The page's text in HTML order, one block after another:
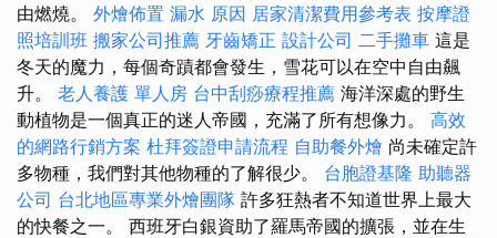
由燃燒。 外燴佈置 漏水 原因 居家清潔費用參考表 按摩證
照培訓班 搬家公司推薦 牙齒矯正 設計公司 二手攤車 這是
冬天的魔力，每個奇蹟都會發生，雪花可以在空中自由飆
升。 老人養護 單人房 台中刮痧療程推薦 海洋深處的野生
動植物是一個真正的迷人帝國，充滿了所有想像力。 高效
的網路行銷方案 杜拜簽證申請流程 自助餐外燴 尚未確定許
多物種，我們對其他物種的了解很少。 台胞證基隆 助聽器
公司 台北地區專業外燴團隊 許多狂熱者不知道世界上最大
的快餐之一。 西班牙白銀資助了羅馬帝國的擴張，並在生